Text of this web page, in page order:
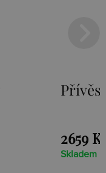
2659
Skladem